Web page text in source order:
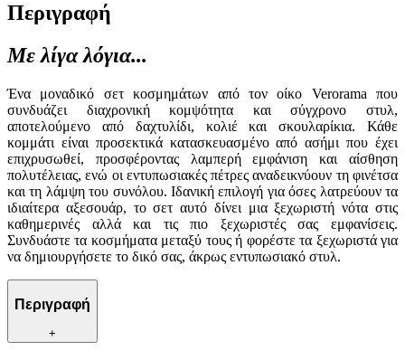
Περιγραφή
Με λίγα λόγια...
Ένα μοναδικό σετ κοσμημάτων από τον οίκο Verorama που
συνδυάζει διαχρονική κομψότητα και σύγχρονο στυλ,
αποτελούμενο από δαχτυλίδι, κολιέ και σκουλαρίκια. Κάθε
κομμάτι είναι προσεκτικά κατασκευασμένο από ασήμι που έχει
επιχρυσωθεί, προσφέροντας λαμπερή εμφάνιση και αίσθηση
πολυτέλειας, ενώ οι εντυπωσιακές πέτρες αναδεικνύουν τη φινέτσα
και τη λάμψη του συνόλου. Ιδανική επιλογή για όσες λατρεύουν τα
ιδιαίτερα αξεσουάρ, το σετ αυτό δίνει μια ξεχωριστή νότα στις
καθημερινές αλλά και τις πιο ξεχωριστές σας εμφανίσεις.
Συνδυάστε τα κοσμήματα μεταξύ τους ή φορέστε τα ξεχωριστά για
να δημιουργήσετε το δικό σας, άκρως εντυπωσιακό στυλ.
Περιγραφή
+